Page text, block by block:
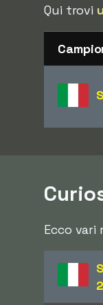
Qui trovi
Ecco